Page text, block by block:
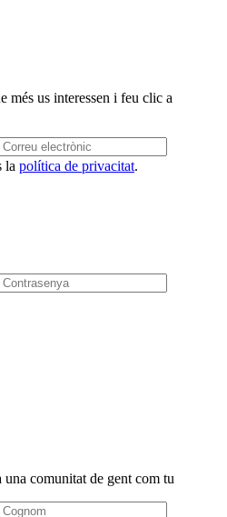
més us interessen i feu clic a
la política de privacitat.
una comunitat de gent com tu